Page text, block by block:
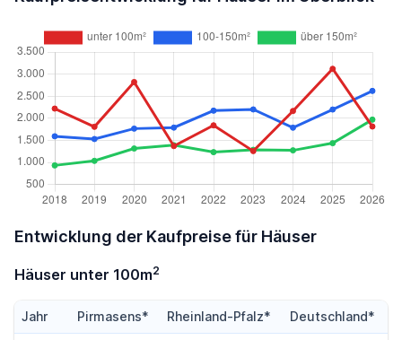
Entwicklung der Kaufpreise für Häuser
Häuser unter 100m2
Jahr Pirmasens* Rheinland-Pfalz* Deutschland*